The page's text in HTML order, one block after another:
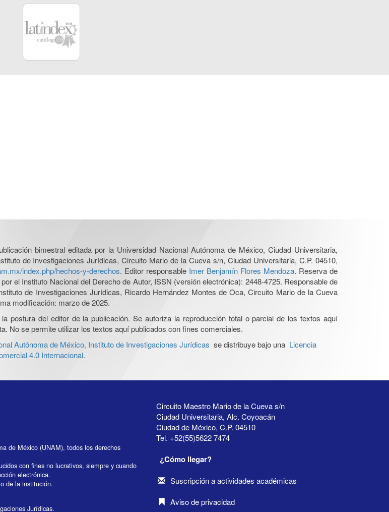
bimestral editada por la Universidad Nacional Autónoma de México, Ciudad Universitaria,
de Investigaciones Jurídicas, Circuito Mario de la Cueva s/n, Ciudad Universitaria, C.P. 04510,
index.php/hechos-y-derechos. Editor responsable Imer Benjamín Flores Mendoza. Reserva de
el Instituto Nacional del Derecho de Autor, ISSN (versión electrónica): 2448-4725. Responsable de
de Investigaciones Jurídicas, Ricardo Hernández Montes de Oca, Circuito Mario de la Cueva
modificación: marzo de 2025.
postura del editor de la publicación. Se autoriza la reproducción total o parcial de los textos aquí
No se permite utilizar los textos aquí publicados con fines comerciales.
Autónoma de México, Instituto de Investigaciones Jurídicas se distribuye bajo una Licencia
4.0 Internacional.
de México (UNAM), todos los derechos
con fines no lucrativos, siempre y cuando
electrónica.
de la institución.
Jurídicas.
Circuito Maestro Mario de la Cueva s/n
Ciudad Universitaria, Alc. Coyoacán
Ciudad de México, C.P. 04510
Tel. +52(55)5622 7474
¿Cómo llegar?
Suscripción a actividades académicas
Aviso de privacidad